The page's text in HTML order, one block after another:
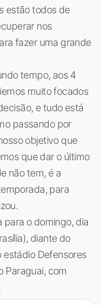
estão todos de
nos
fazer uma grande
tempo, aos 4
muito focados
e tudo está
passando por
objetivo que
que dar o último
não tem, é a
para
para o domingo, dia
diante do
estádio Defensores
Paraguai, com